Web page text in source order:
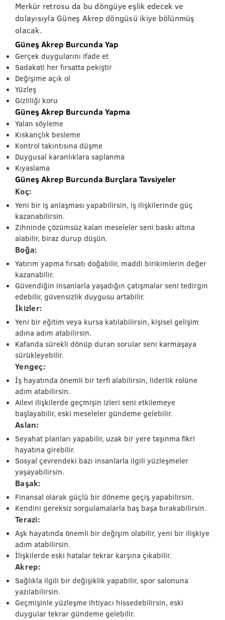
Merkür retrosu da bu döngüye eşlik edecek ve
dolayısıyla Güneş Akrep döngüsü ikiye bölünmüş
olacak.
Güneş Akrep Burcunda Yap
Gerçek duygularını ifade et
Sadakati her fırsatta pekiştir
Değişime açık ol
Yüzleş
Gizliliği koru
Güneş Akrep Burcunda Yapma
Yalan söyleme
Kıskançlık besleme
Kontrol takıntısına düşme
Duygusal karanlıklara saplanma
Kıyaslama
Güneş Akrep Burcunda Burçlara Tavsiyeler
Koç:
Yeni bir iş anlaşması yapabilirsin, iş ilişkilerinde güç
kazanabilirsin.
Zihninde çözümsüz kalan meseleler seni baskı altına
alabilir, biraz durup düşün.
Boğa:
Yatırım yapma fırsatı doğabilir, maddi birikimlerin değer
kazanabilir.
Güvendiğin insanlarla yaşadığın çatışmalar seni tedirgin
edebilir, güvensizlik duygusu artabilir.
İkizler:
Yeni bir eğitim veya kursa katılabilirsin, kişisel gelişim
adına adım atabilirsin.
Kafanda sürekli dönüp duran sorular seni karmaşaya
sürükleyebilir.
Yengeç:
İş hayatında önemli bir terfi alabilirsin, liderlik rolüne
adım atabilirsin.
Ailevi ilişkilerde geçmişin izleri seni etkilemeye
başlayabilir, eski meseleler gündeme gelebilir.
Aslan:
Seyahat planları yapabilir, uzak bir yere taşınma fikri
hayatına girebilir.
Sosyal çevrendeki bazı insanlarla ilgili yüzleşmeler
yaşayabilirsin.
Başak:
Finansal olarak güçlü bir döneme geçiş yapabilirsin.
Kendini gereksiz sorgulamalarla baş başa bırakabilirsin.
Terazi:
Aşk hayatında önemli bir değişim olabilir, yeni bir ilişkiye
adım atabilirsin.
İlişkilerde eski hatalar tekrar karşına çıkabilir.
Akrep:
Sağlıkla ilgili bir değişiklik yapabilir, spor salonuna
yazılabilirsin.
Geçmişinle yüzleşme ihtiyacı hissedebilirsin, eski
duygular tekrar gündeme gelebilir.